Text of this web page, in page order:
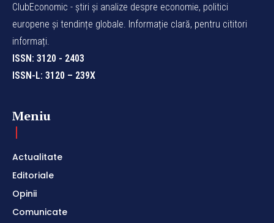
ClubEconomic - știri și analize despre economie, politici
europene și tendințe globale. Informație clară, pentru cititori
informați.
ISSN: 3120 - 2403
ISSN-L: 3120 – 239X
Meniu
Actualitate
Editoriale
Opinii
Comunicate